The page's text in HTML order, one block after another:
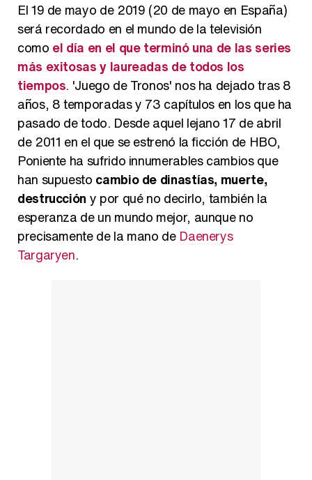
Así se tomó Felipe VI que la Infanta Sofía no quisiera recibir formación militar
El 19 de mayo de 2019 (20 de mayo en España)
será recordado en el mundo de la televisión
como el día en el que terminó una de las series
más exitosas y laureadas de todos los
tiempos. 'Juego de Tronos' nos ha dejado tras 8
años, 8 temporadas y 73 capítulos en los que ha
pasado de todo. Desde aquel lejano 17 de abril
de 2011 en el que se estrenó la ficción de HBO,
Poniente ha sufrido innumerables cambios que
han supuesto cambio de dinastías, muerte,
destrucción y por qué no decirlo, también la
esperanza de un mundo mejor, aunque no
precisamente de la mano de Daenerys
Targaryen.